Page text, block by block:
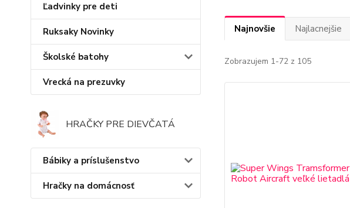
Ľadvinky pre deti
Ruksaky Novinky
Školské batohy
Vrecká na prezuvky
HRAČKY PRE DIEVČATÁ
Bábiky a príslušenstvo
Hračky na domácnosť
Najnovšie Najlacnejšie
Zobrazujem 1-72 z 105